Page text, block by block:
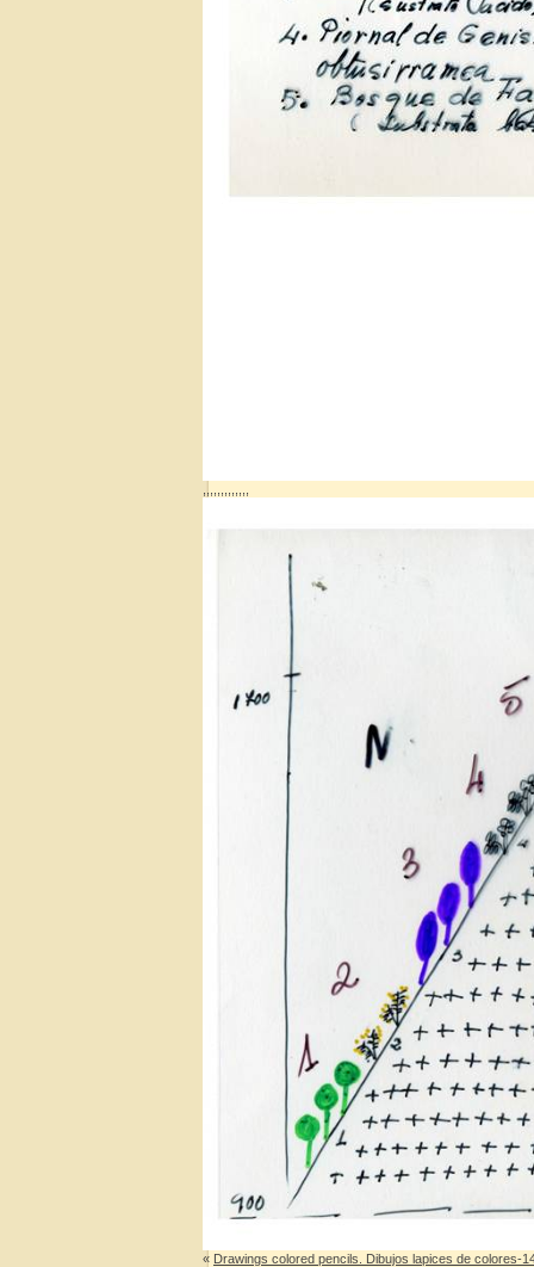
« Drawings colored pencils. Dibujos lapices de colores-